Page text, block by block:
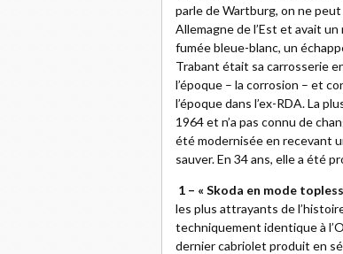
parle de Wartburg, on ne
Allemagne de l’Est et avait
fumée bleue-blanc, un
Trabant était sa carrosserie
l’époque – la corrosion – et
l’époque dans l’ex-RDA. La
1964 et n’a pas connu de
été modernisée en recevant
sauver. En 34 ans, elle a été
1 – « Skoda en mode
les plus attrayants de
techniquement identique à
dernier cabriolet produit en